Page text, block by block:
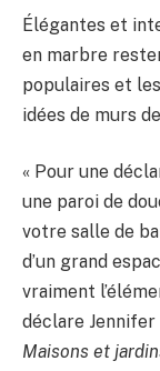
Élégantes et
en marbre
populaires et
idées de murs
« Pour une
une paroi de
votre salle de
d’un grand
vraiment
déclare
Maisons et